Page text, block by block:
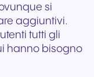
si
aggiuntivi.
tutti gli
hanno bisogno